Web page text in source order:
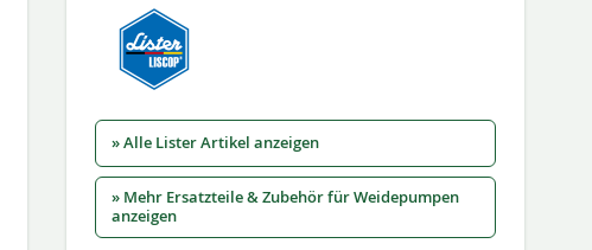
» Alle Lister Artikel anzeigen
» Mehr Ersatzteile & Zubehör für Weidepumpen
anzeigen